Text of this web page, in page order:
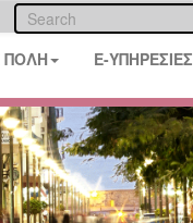
ΠΟΛΗ E-ΥΠΗΡΕΣΙΕΣ